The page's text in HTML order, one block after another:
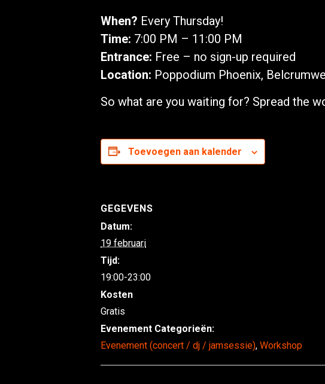
When? Every Thursday!
Time: 7:00 PM – 11:00 PM
Entrance: Free – no sign-up required
Location: Poppodium Phoenix,
So what are you waiting for? Spread the
Toevoegen aan kalender
GEGEVENS
Datum:
19 februari
Tijd:
19:00-23:00
Kosten
Gratis
Evenement Categorieën:
Evenement (concert / dj / jamsessie), Workshop